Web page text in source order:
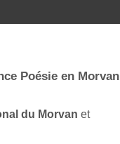
Poésie en Morvan
du Morvan et